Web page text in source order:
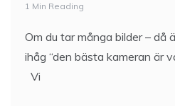
1 Min Reading
Om du tar många bilder – då
ihåg “den bästa kameran är
Vi